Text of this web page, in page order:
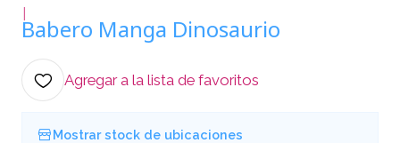
|
Babero Manga Dinosaurio
Agregar a la lista de favoritos
Mostrar stock de ubicaciones